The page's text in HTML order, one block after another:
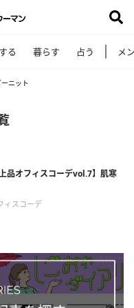
る 暮らす 占う メ
ニット
品オフィスコーデvol.7】肌寒
ィスコーデ